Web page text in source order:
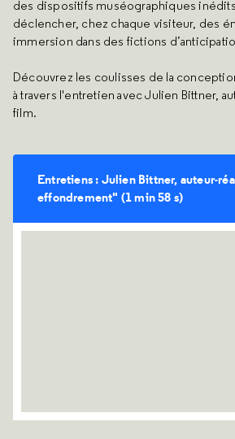
des dispositifs muséographiques
déclencher, chez chaque visiteur, des
immersion dans des fictions
Découvrez les coulisses de la
à travers l'entretien avec Julien Bittner,
film.
Entretiens : Julien Bittner, auteur-
effondrement" (1 min 58 s)